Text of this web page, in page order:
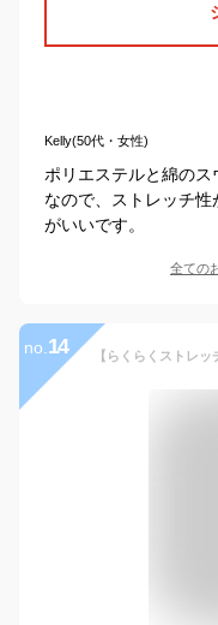
Kelly(50代・女性)
ポリエステルと綿の
なので、ストレッチ
がいいです。
全ての
no. 14